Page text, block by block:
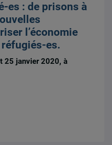
es : de prisons à
l’économie
réfugiés-es.
25 janvier 2020, à